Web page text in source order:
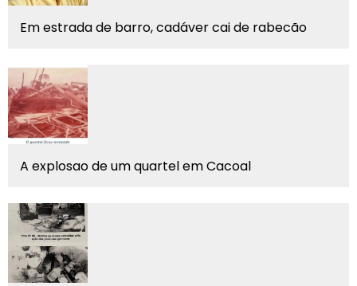
Em estrada de barro, cadáver cai de rabecão
A explosao de um quartel em Cacoal